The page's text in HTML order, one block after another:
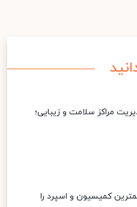
مراکز سلامت و زیبایی؛
کمیسیون و اسپرد را